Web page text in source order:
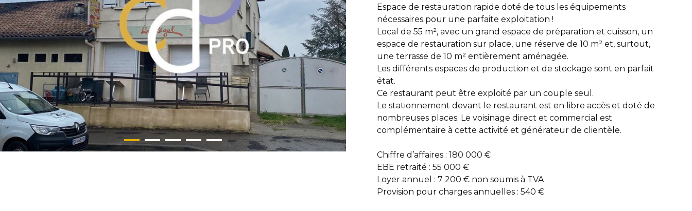
Espace de restauration rapide doté de tous les équipements
nécessaires pour une parfaite exploitation !
Local de 55 m², avec un grand espace de préparation et cuisson, un
espace de restauration sur place, une réserve de 10 m² et, surtout,
une terrasse de 10 m² entièrement aménagée.
Les différents espaces de production et de stockage sont en parfait
état.
Ce restaurant peut être exploité par un couple seul.
Le stationnement devant le restaurant est en libre accès et doté de
nombreuses places. Le voisinage direct et commercial est
complémentaire à cette activité et générateur de clientèle.
Chiffre d’affaires : 180 000 €
EBE retraité : 55 000 €
Loyer annuel : 7 200 € non soumis à TVA
Provision pour charges annuelles : 540 €